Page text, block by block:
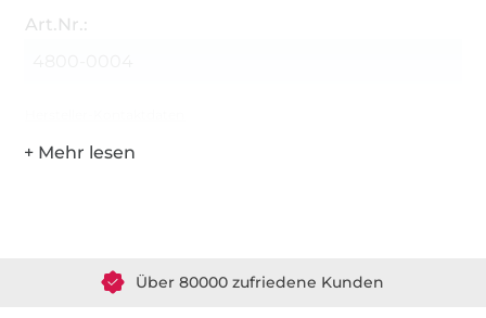
Art.Nr.:
Über 80000 zufriedene Kunden